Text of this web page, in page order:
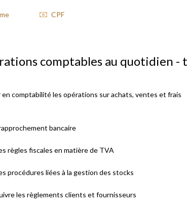
CPF
comptables au quotidien
comptabilité les opérations sur achats, ventes et frais
bancaire
règles fiscales en matière de TVA
procédures liées à la gestion des stocks
les règlements clients et fournisseurs